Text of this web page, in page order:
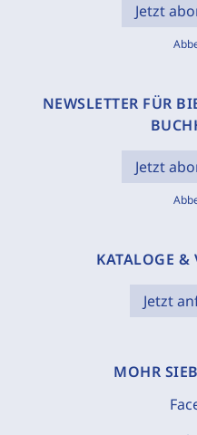
Jetzt
NEWSLETTER FÜR
Jetzt
KATALOGE &
Jetzt
MOHR